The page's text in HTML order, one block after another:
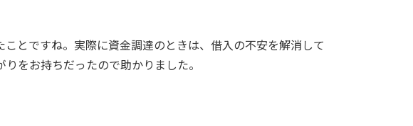
とですね。実際に資金調達のときは、借入の不安を解消して
をお持ちだったので助かりました。